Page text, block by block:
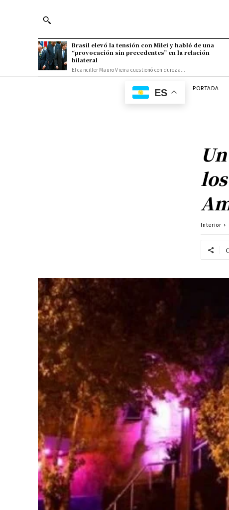
Brasil elevó la tensión con Milei y habló de una
“provocación sin precedentes” en la relación
bilateral
El canciller Mauro Vieira cuestionó con dureza...
ES PORTADA
Interior